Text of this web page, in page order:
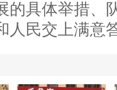
的具体举措、
人民交上满意